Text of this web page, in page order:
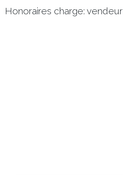
Honoraires charge: vendeur